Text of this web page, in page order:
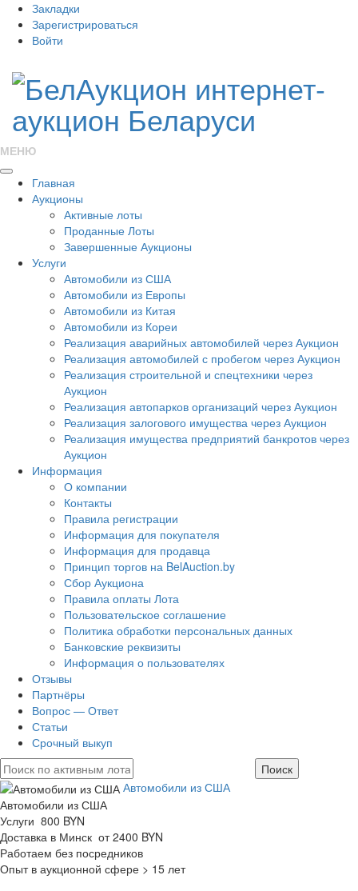
Закладки
Зарегистрироваться
Войти
МЕНЮ
Главная
Аукционы
Активные лоты
Проданные Лоты
Завершенные Аукционы
Услуги
Автомобили из США
Автомобили из Европы
Автомобили из Китая
Автомобили из Кореи
Реализация аварийных автомобилей через Аукцион
Реализация автомобилей с пробегом через Аукцион
Реализация строительной и спецтехники через
Аукцион
Реализация автопарков организаций через Аукцион
Реализация залогового имущества через Аукцион
Реализация имущества предприятий банкротов через
Аукцион
Информация
О компании
Контакты
Правила регистрации
Информация для покупателя
Информация для продавца
Принцип торгов на BelAuction.by
Сбор Аукциона
Правила оплаты Лота
Пользовательское соглашение
Политика обработки персональных данных
Банковские реквизиты
Информация о пользователях
Отзывы
Партнёры
Вопрос — Ответ
Статьи
Срочный выкуп
Автомобили из США
Автомобили из США
Услуги 800 BYN
Доставка в Минск от 2400 BYN
Работаем без посредников
Опыт в аукционной сфере > 15 лет